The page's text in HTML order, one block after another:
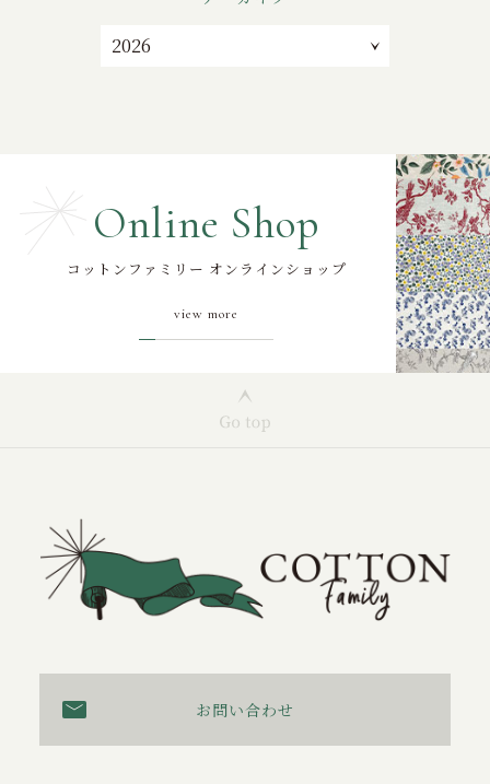
Online Shop
コットンファミリー オンラインショップ
view more
お問い合わせ